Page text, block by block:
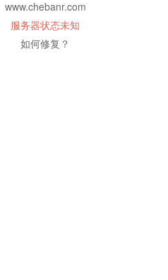
www.chebanr.com
服务器状态未知
如何修复？